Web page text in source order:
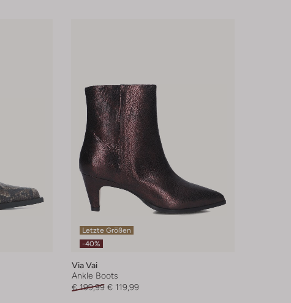
Letzte Größen
-40%
Via Vai
Ankle Boots
€ 199,99 € 119,99